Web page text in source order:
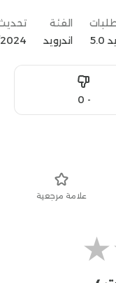
الفئة
اندرويد
-
0
Dislike
علامة مرجعية
★